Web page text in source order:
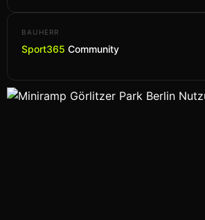
BAUHERR
Sport365 Community